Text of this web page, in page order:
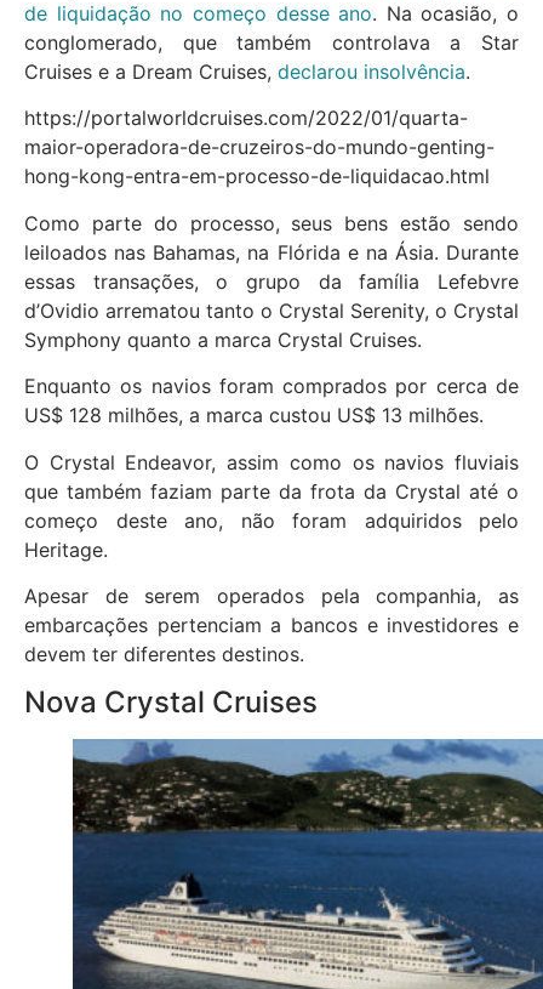
de liquidação no começo desse ano. Na ocasião, o
conglomerado, que também controlava a Star
Cruises e a Dream Cruises, declarou insolvência.
https://portalworldcruises.com/2022/01/quarta-
maior-operadora-de-cruzeiros-do-mundo-genting-
hong-kong-entra-em-processo-de-liquidacao.html
Como parte do processo, seus bens estão sendo
leiloados nas Bahamas, na Flórida e na Ásia. Durante
essas transações, o grupo da família Lefebvre
d’Ovidio arrematou tanto o Crystal Serenity, o Crystal
Symphony quanto a marca Crystal Cruises.
Enquanto os navios foram comprados por cerca de
US$ 128 milhões, a marca custou US$ 13 milhões.
O Crystal Endeavor, assim como os navios fluviais
que também faziam parte da frota da Crystal até o
começo deste ano, não foram adquiridos pelo
Heritage.
Apesar de serem operados pela companhia, as
embarcações pertenciam a bancos e investidores e
devem ter diferentes destinos.
Nova Crystal Cruises